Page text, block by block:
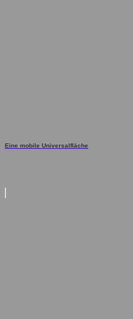
Eine mobile Universalfläche